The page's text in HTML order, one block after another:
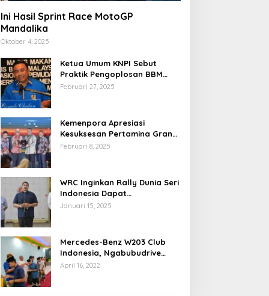
Ini Hasil Sprint Race MotoGP
Mandalika
Oktober 4, 2025
Ketua Umum KNPI Sebut
Praktik Pengoplosan BBM
Cederai Kepercayaan
Februari 27, 2025
Kemenpora Apresiasi
Kesuksesan Pertamina Grand
Prix of Indonesia 2024
Februari 8, 2025
WRC Inginkan Rally Dunia Seri
Indonesia Dapat
Terselenggara 2026
Januari 15, 2025
Mercedes-Benz W203 Club
Indonesia, Ngabubudrive
Ramadhan 2022
April 16, 2022